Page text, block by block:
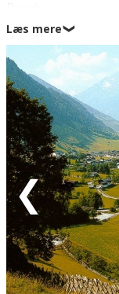
Begiv jer ud på
tag på eventyr i
perfekte for
niveauer. Her
Rauriser Urwald,
og Rauriser
desuden forsødet
værelser med
wellnessafdeling
vandfald,
til et overdækket
kommer trætte
dækket op til
spisestuer.
Læs mere❯